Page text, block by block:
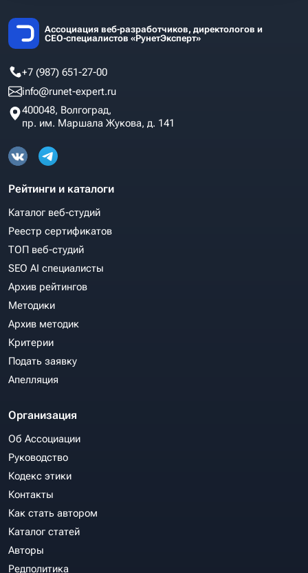
Ассоциация веб-разработчиков, директологов и
СЕО-специалистов «РунетЭксперт»
+7 (987) 651-27-00
info@runet-expert.ru
400048, Волгоград,
пр. им. Маршала Жукова, д. 141
Рейтинги и каталоги
Каталог веб-студий
Реестр сертификатов
ТОП веб-студий
SEO AI специалисты
Архив рейтингов
Методики
Архив методик
Критерии
Подать заявку
Апелляция
Организация
Об Ассоциации
Руководство
Кодекс этики
Контакты
Как стать автором
Каталог статей
Авторы
Редполитика